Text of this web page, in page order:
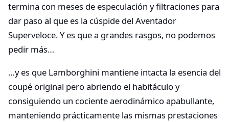
termina con meses de especulación y filtraciones para
dar paso al que es la cúspide del Aventador
Superveloce. Y es que a grandes rasgos, no podemos
pedir más…
…y es que Lamborghini mantiene intacta la esencia del
coupé original pero abriendo el habitáculo y
consiguiendo un cociente aerodinámico apabullante,
manteniendo prácticamente las mismas prestaciones